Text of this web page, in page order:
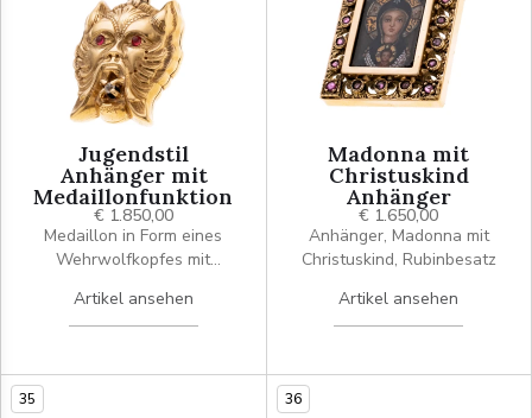
Jugendstil
Anhänger mit
Medaillonfunktion
€ 1.850,00
Medaillon in Form eines
Wehrwolfkopfes mit
Achtkantdiamant im Maul.
Signiert Depose.
Artikel ansehen
Madonna mit
Christuskind
Anhänger
€ 1.650,00
Anhänger, Madonna mit
Christuskind, Rubinbesatz
Artikel ansehen
35 36